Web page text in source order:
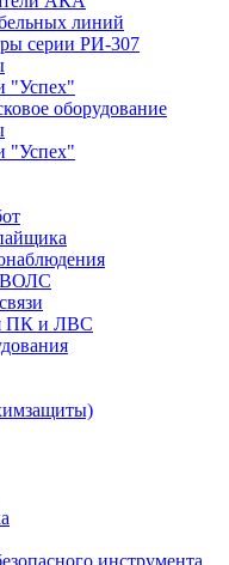
линий
серии РИ-307
"Успех"
оборудование
"Успех"
ВОЛС
ПК и ЛВС
инструмента